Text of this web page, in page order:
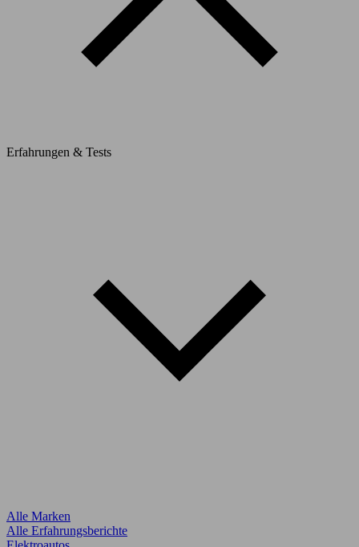
Erfahrungen & Tests
Alle Marken
Alle Erfahrungsberichte